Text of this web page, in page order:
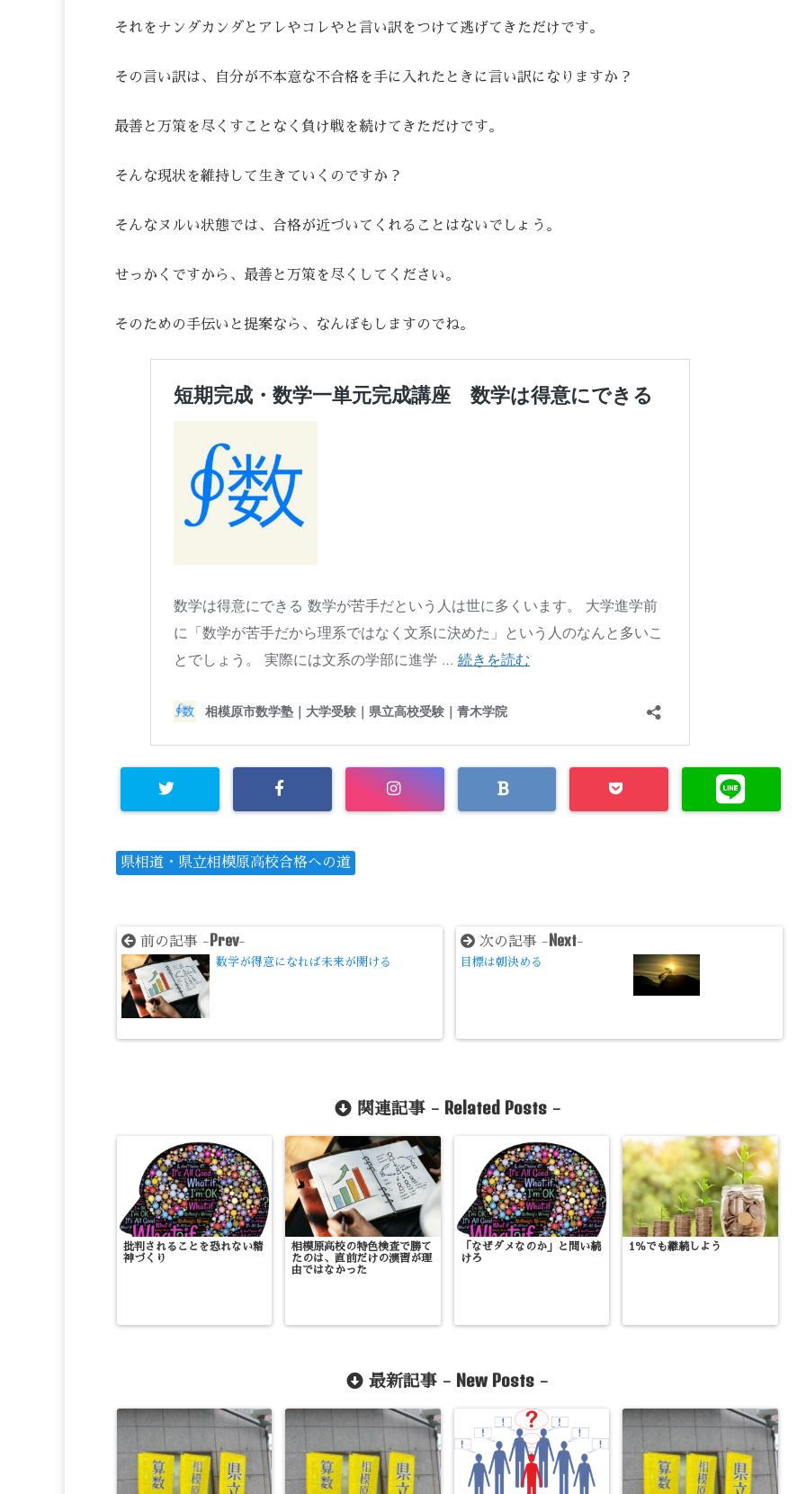
それをナンダカンダとアレやコレやと言い訳をつけて逃げてきただけです。
その言い訳は、自分が不本意な不合格を手に入れたときに言い訳になりますか？
最善と万策を尽くすことなく負け戦を続けてきただけです。
そんな現状を維持して生きていくのですか？
そんなヌルい状態では、合格が近づいてくれることはないでしょう。
せっかくですから、最善と万策を尽くしてください。
そのための手伝いと提案なら、なんぼもしますのでね。
県相道・県立相模原高校合格への道
前の記事 - Prev-
数学が得意になれば未来が開ける
次の記事 - Next-
目標は朝決める
関連記事 - Related Posts-
批判されることを恐れない精
神づくり
相模原高校の特色検査で勝て
たのは、直前だけの演習が理
由ではなかった
「なぜダメなのか」と問い続
けろ
1％でも継続しよう
最新記事 - New Posts -